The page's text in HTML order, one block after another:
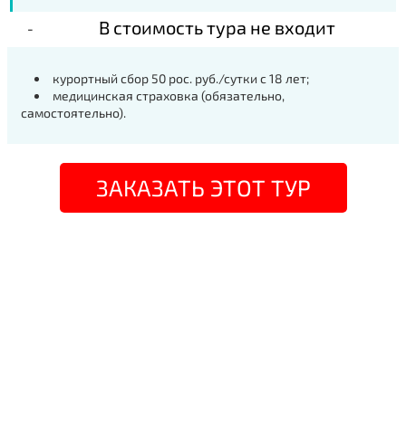
В стоимость тура не входит
курортный сбор 50 рос. руб./сутки с 18 лет;
медицинская страховка (обязательно,
самостоятельно).
ЗАКАЗАТЬ ЭТОТ ТУР